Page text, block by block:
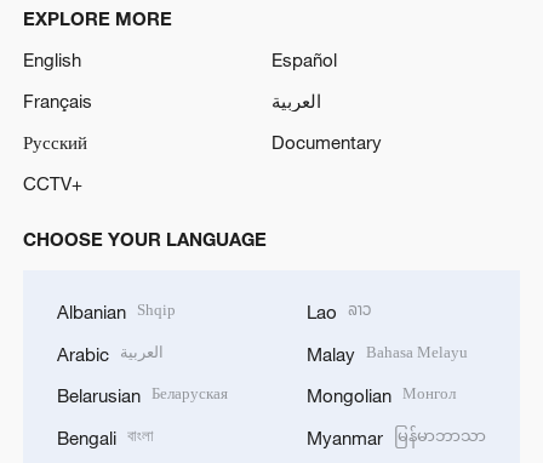
EXPLORE MORE
English
Español
Français
العربية
Русский
Documentary
CCTV+
CHOOSE YOUR LANGUAGE
Albanian Shqip
Arabic العربية
Belarusian Беларуская
Bengali বাংলা
Lao ລາວ
Malay Bahasa Melayu
Mongolian Монгол
Myanmar မြန်မာဘာသာ